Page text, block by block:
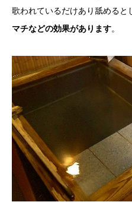
歌われているだけあり舐めると
マチなどの効果があります。